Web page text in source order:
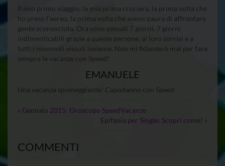
Il mio primo viaggio, la mia prima crociera, la prima volta che
ho preso l’aereo, la prima volta che avevo paura di affrontare
gente sconosciuta. Ora sono passati 7 giorni, 7 giorni
indimenticabili grazie a queste persone, ai loro sorrisi e a
tutti i momenti vissuti insieme. Non mi fidanzerò mai per fare
sempre le vacanze con Speed!
EMANUELE
Una vacanza spumeggiante! Capodanno con Speed
« Gennaio 2015: Oroscopo SpeedVacanze
Epifania per Single: Scopri come! »
COMMENTI